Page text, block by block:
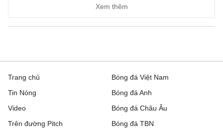
Xem thêm
Trang chủ
Tin Nóng
Video
Trên đường Pitch
Bóng đá Việt Nam
Bóng đá Anh
Bóng đá Châu Âu
Bóng đá TBN